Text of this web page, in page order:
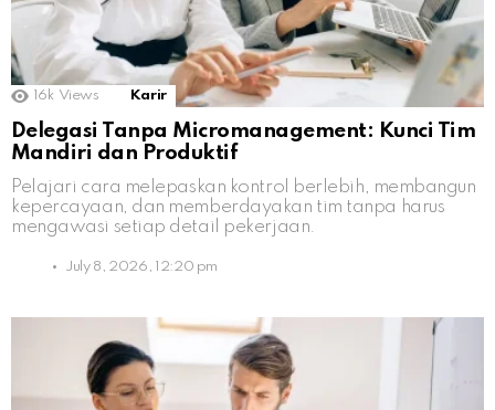
16k Views Karir
Delegasi Tanpa Micromanagement: Kunci Tim
Mandiri dan Produktif
Pelajari cara melepaskan kontrol berlebih, membangun
kepercayaan, dan memberdayakan tim tanpa harus
mengawasi setiap detail pekerjaan.
July 8, 2026, 12:20 pm